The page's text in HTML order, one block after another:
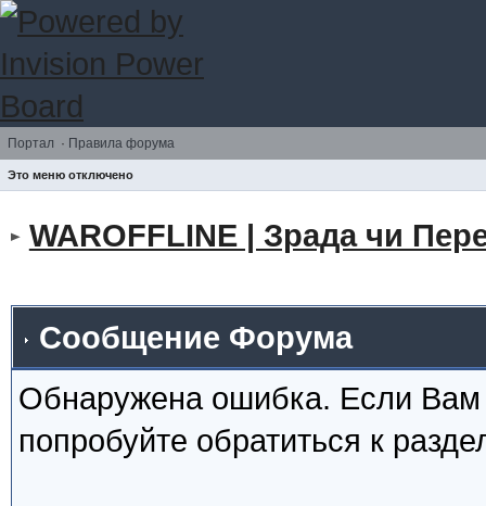
Портал · Правила форума
Это меню отключено
WAROFFLINE | Зрада чи
Сообщение Форума
Обнаружена ошибка. Если
попробуйте обратиться к